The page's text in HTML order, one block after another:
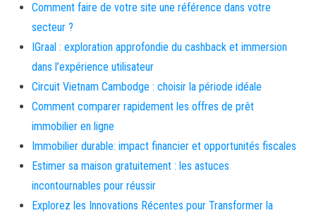
Comment faire de votre site une référence dans votre
secteur ?
IGraal : exploration approfondie du cashback et immersion
dans l’expérience utilisateur
Circuit Vietnam Cambodge : choisir la période idéale
Comment comparer rapidement les offres de prêt
immobilier en ligne
Immobilier durable: impact financier et opportunités fiscales
Estimer sa maison gratuitement : les astuces
incontournables pour réussir
Explorez les Innovations Récentes pour Transformer la